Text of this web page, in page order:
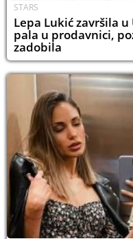
STARS
Lepa Lukić završila
pala u prodavnici,
zadobila